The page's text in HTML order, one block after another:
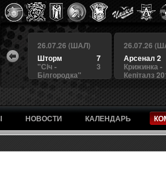
3
1
26.07.26 (ШАЛ)
7
Шторм
3
"Сiч -
Білгородка"
26.07.26
Арсенал 2
Крижинка -
Кепіталз
НОВОСТИ КАЛЕНДАРЬ